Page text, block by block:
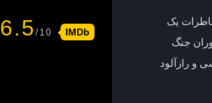
یک
دهه ۱۹۵۰ تا انگلستانِ دوران جنگ
و رازآلود
6.5 IMDb